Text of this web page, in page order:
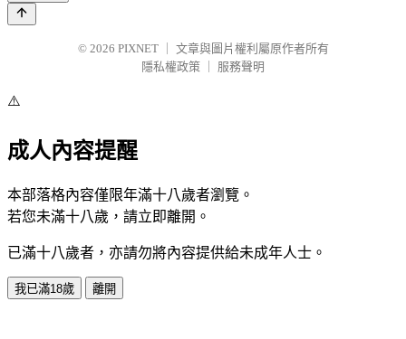
© 2026 PIXNET
文章與圖片權利屬原作者所有
隱私權政策
服務聲明
⚠️
成人內容提醒
本部落格內容僅限年滿十八歲者瀏覽。
若您未滿十八歲，請立即離開。
已滿十八歲者，亦請勿將內容提供給未成年人士。
我已滿18歲 離開